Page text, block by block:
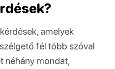
amelyek
fél több szóval
néhány mondat,